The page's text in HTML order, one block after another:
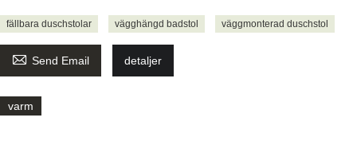
fällbara duschstolar vägghängd badstol väggmonterad duschstol
 Send Email detaljer
varm